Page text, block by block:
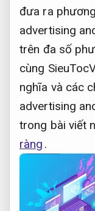
đưa ra
advertising
trên đa số
cùng
nghĩa và các
advertising
trong bài viết
ràng .